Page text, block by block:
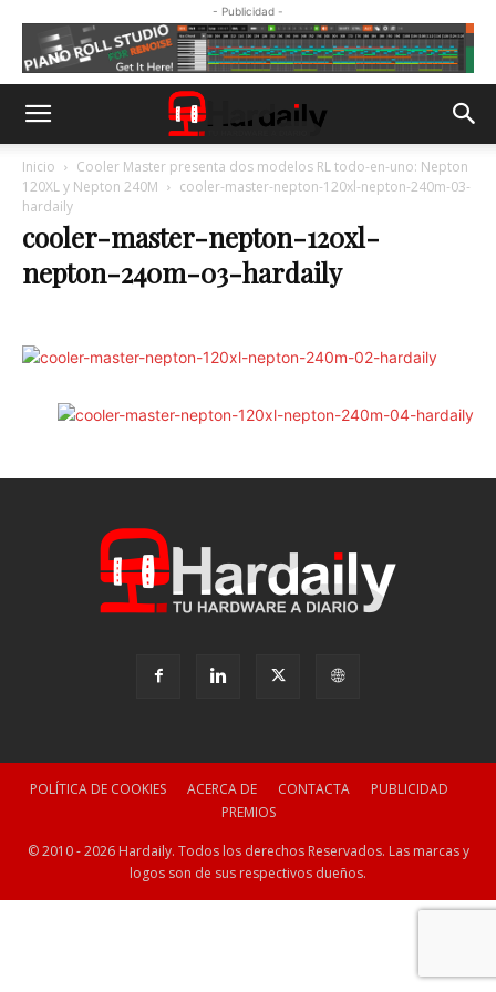
- Publicidad -
Inicio
Cooler Master presenta dos modelos RL todo-en-uno: Nepton
120XL y Nepton 240M
cooler-master-nepton-120xl-nepton-240m-03-
hardaily
cooler-master-nepton-120xl-
nepton-240m-03-hardaily
POLÍTICA DE COOKIES ACERCA DE CONTACTA
PUBLICIDAD
PREMIOS
© 2010 - 2026 Hardaily. Todos los derechos Reservados. Las marcas y
logos son de sus respectivos dueños.